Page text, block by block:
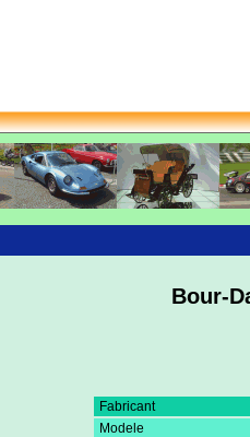
Bour-
Fabricant
Modele